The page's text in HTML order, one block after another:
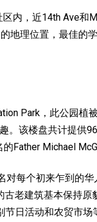
内，近14th Ave和
地理位置，最佳的
Park，此公园植
。该楼盘共计提供
Father Michael
对每个初来乍到的
老建筑基本保持原
日活动和农贸市场